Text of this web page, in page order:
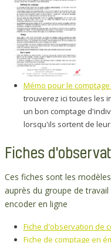
Mémo pour le
trouverez ici toutes les
un bon comptage
lorsqu'ils sortent de
Fiches
Ces fiches sont les
auprès du groupe de
encoder en ligne
Fiche d'observation de
Fiche de comptage en